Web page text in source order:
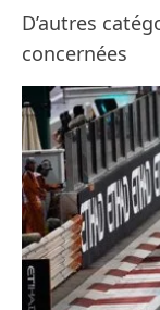
D’autres
concernées